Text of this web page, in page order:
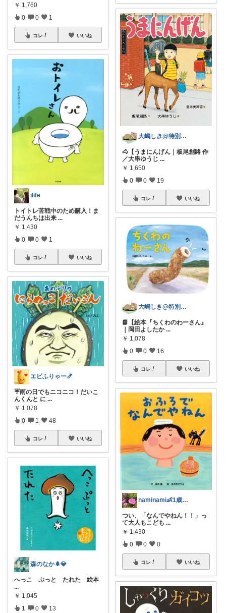
￥ 1,760
0 0 1
コレ いいね
ilife
トイトレ苦戦中のため購入！ま
だうんちは出来 ...
￥ 1,430
0 0 1
コレ いいね
エビふりゃー🍤
☔️雨の日でもニコニコ！だいこ
んくんと に ...
￥ 1,078
0 1 48
コレ いいね
森のなか🌲💎
へっこ ぷっと たれた 絵本
...
￥ 1,045
1 0 13
大嶋しき@特別支援&幼稚園教員免許もち
🐴【うまにんげん｜板尾創路 作
／大串ゆうじ ...
￥ 1,650
0 0 19
コレ いいね
大嶋しき@特別支援&幼稚園教員免許もち
📘【絵本『ちくわのわーさん』
｜岡田よしたか ...
￥ 1,078
0 0 16
コレ いいね
naminami👶1歳児とのくらし
つい、「なんでやねん！！」っ
て大人もこども ...
￥ 1,430
0 0 0
コレ いいね